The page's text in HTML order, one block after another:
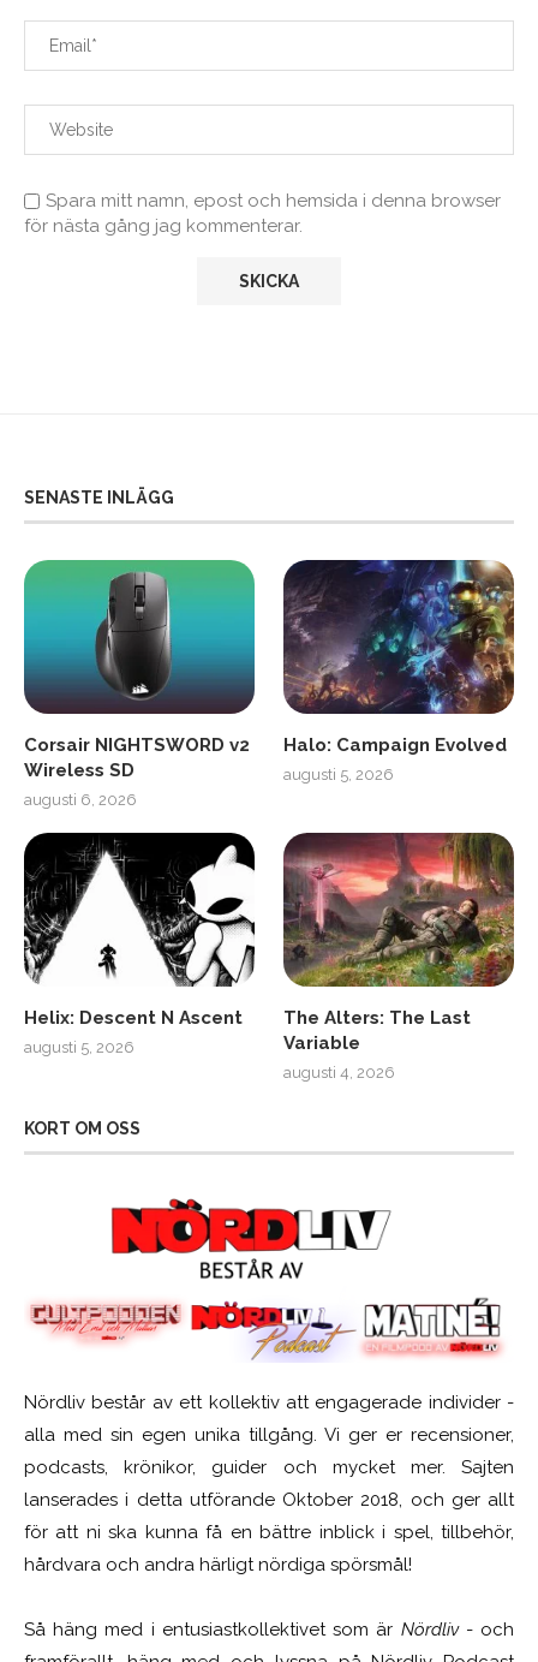
Spara mitt namn, epost och hemsida i denna browser
för nästa gång jag kommenterar.
SENASTE INLÄGG
Corsair NIGHTSWORD v2
Wireless SD
augusti 6, 2026
Halo: Campaign Evolved
augusti 5, 2026
Helix: Descent N Ascent
augusti 5, 2026
The Alters: The Last
Variable
augusti 4, 2026
KORT OM OSS
Nördliv består av ett kollektiv att engagerade individer -
alla med sin egen unika tillgång. Vi ger er recensioner,
podcasts, krönikor, guider och mycket mer. Sajten
lanserades i detta utförande Oktober 2018, och ger allt
för att ni ska kunna få en bättre inblick i spel, tillbehör,
hårdvara och andra härligt nördiga spörsmål!
Så häng med i entusiastkollektivet som är Nördliv- och